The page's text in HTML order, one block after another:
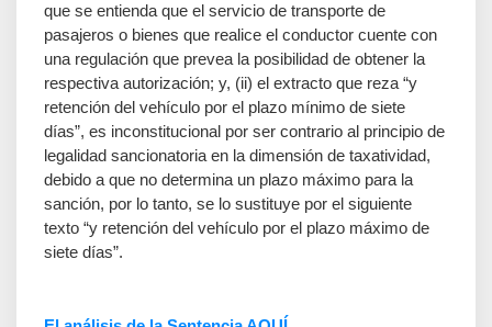
que se entienda que el servicio de transporte de
pasajeros o bienes que realice el conductor cuente con
una regulación que prevea la posibilidad de obtener la
respectiva autorización; y, (ii) el extracto que reza “y
retención del vehículo por el plazo mínimo de siete
días”, es inconstitucional por ser contrario al principio de
legalidad sancionatoria en la dimensión de taxatividad,
debido a que no determina un plazo máximo para la
sanción, por lo tanto, se lo sustituye por el siguiente
texto “y retención del vehículo por el plazo máximo de
siete días”.